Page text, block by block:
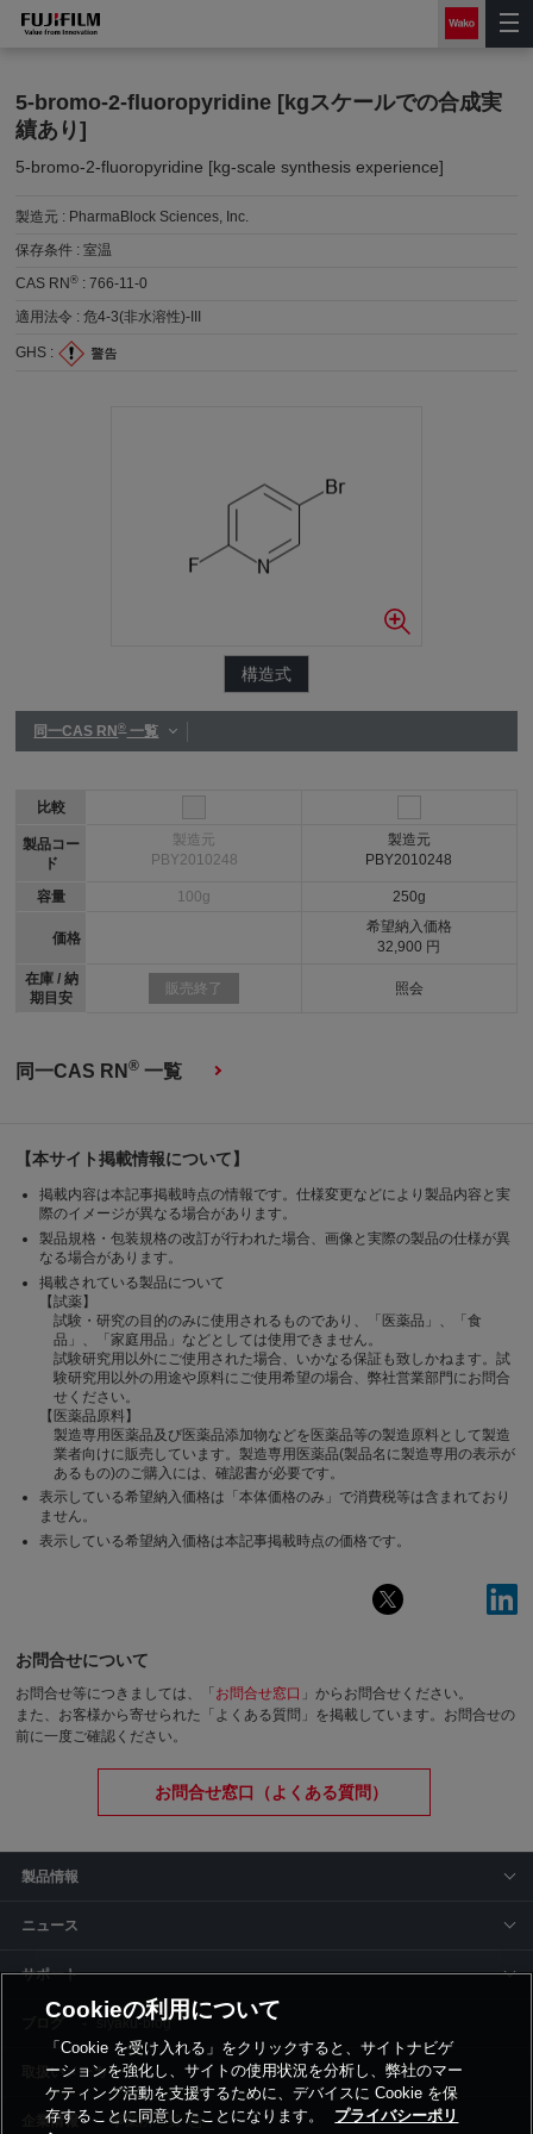
5-bromo-2-fluoropyridine [kgスケールでの合成実
績あり]
5-bromo-2-fluoropyridine [kg-scale synthesis experience]
製造元 : PharmaBlock Sciences, Inc.
保存条件 :室温
CAS RN® :766-11-0
適用法令 :危4-3(非水溶性)-III
GHS :
構造式
同一CAS RN®一覧
比較
製品コー
ド
容量
価格
在庫 / 納
期目安
製造元
PBY2010248
100g
販売終了
製造元
PBY2010248
250g
希望納入価格
32,900 円
照会
同一CAS RN® 一覧
【本サイト掲載情報について】
掲載内容は本記事掲載時点の情報です。仕様変更などにより製品内容と実
際のイメージが異なる場合があります。
製品規格・包装規格の改訂が行われた場合、画像と実際の製品の仕様が異
なる場合があります。
掲載されている製品について
【試薬】
試験・研究の目的のみに使用されるものであり、「医薬品」、「食
品」、「家庭用品」などとしては使用できません。
試験研究用以外にご使用された場合、いかなる保証も致しかねます。試
験研究用以外の用途や原料にご使用希望の場合、弊社営業部門にお問合
せください。
【医薬品原料】
製造専用医薬品及び医薬品添加物などを医薬品等の製造原料として製造
業者向けに販売しています。製造専用医薬品(製品名に製造専用の表示が
あるもの)のご購入には、確認書が必要です。
表示している希望納入価格は「本体価格のみ」で消費税等は含まれており
ません。
表示している希望納入価格は本記事掲載時点の価格です。
お問合せについて
お問合せ等につきましては、「 お問合せ窓口 」からお問合せください。
また、お客様から寄せられた「よくある質問」を掲載しています。お問合せの
前に一度ご確認ください。
お問合せ窓口（よくある質問）
製品情報
ニュース
サポート
siyaku-blog
取扱いメーカー
事業所一覧
Cookieの利用について
「Cookie を受け入れる」をクリックすると、サイトナビゲ
ーションを強化し、サイトの使用状況を分析し、弊社のマー
ケティング活動を支援するために、デバイスに Cookie を保
存することに同意したことになります。
プライバシーポリ